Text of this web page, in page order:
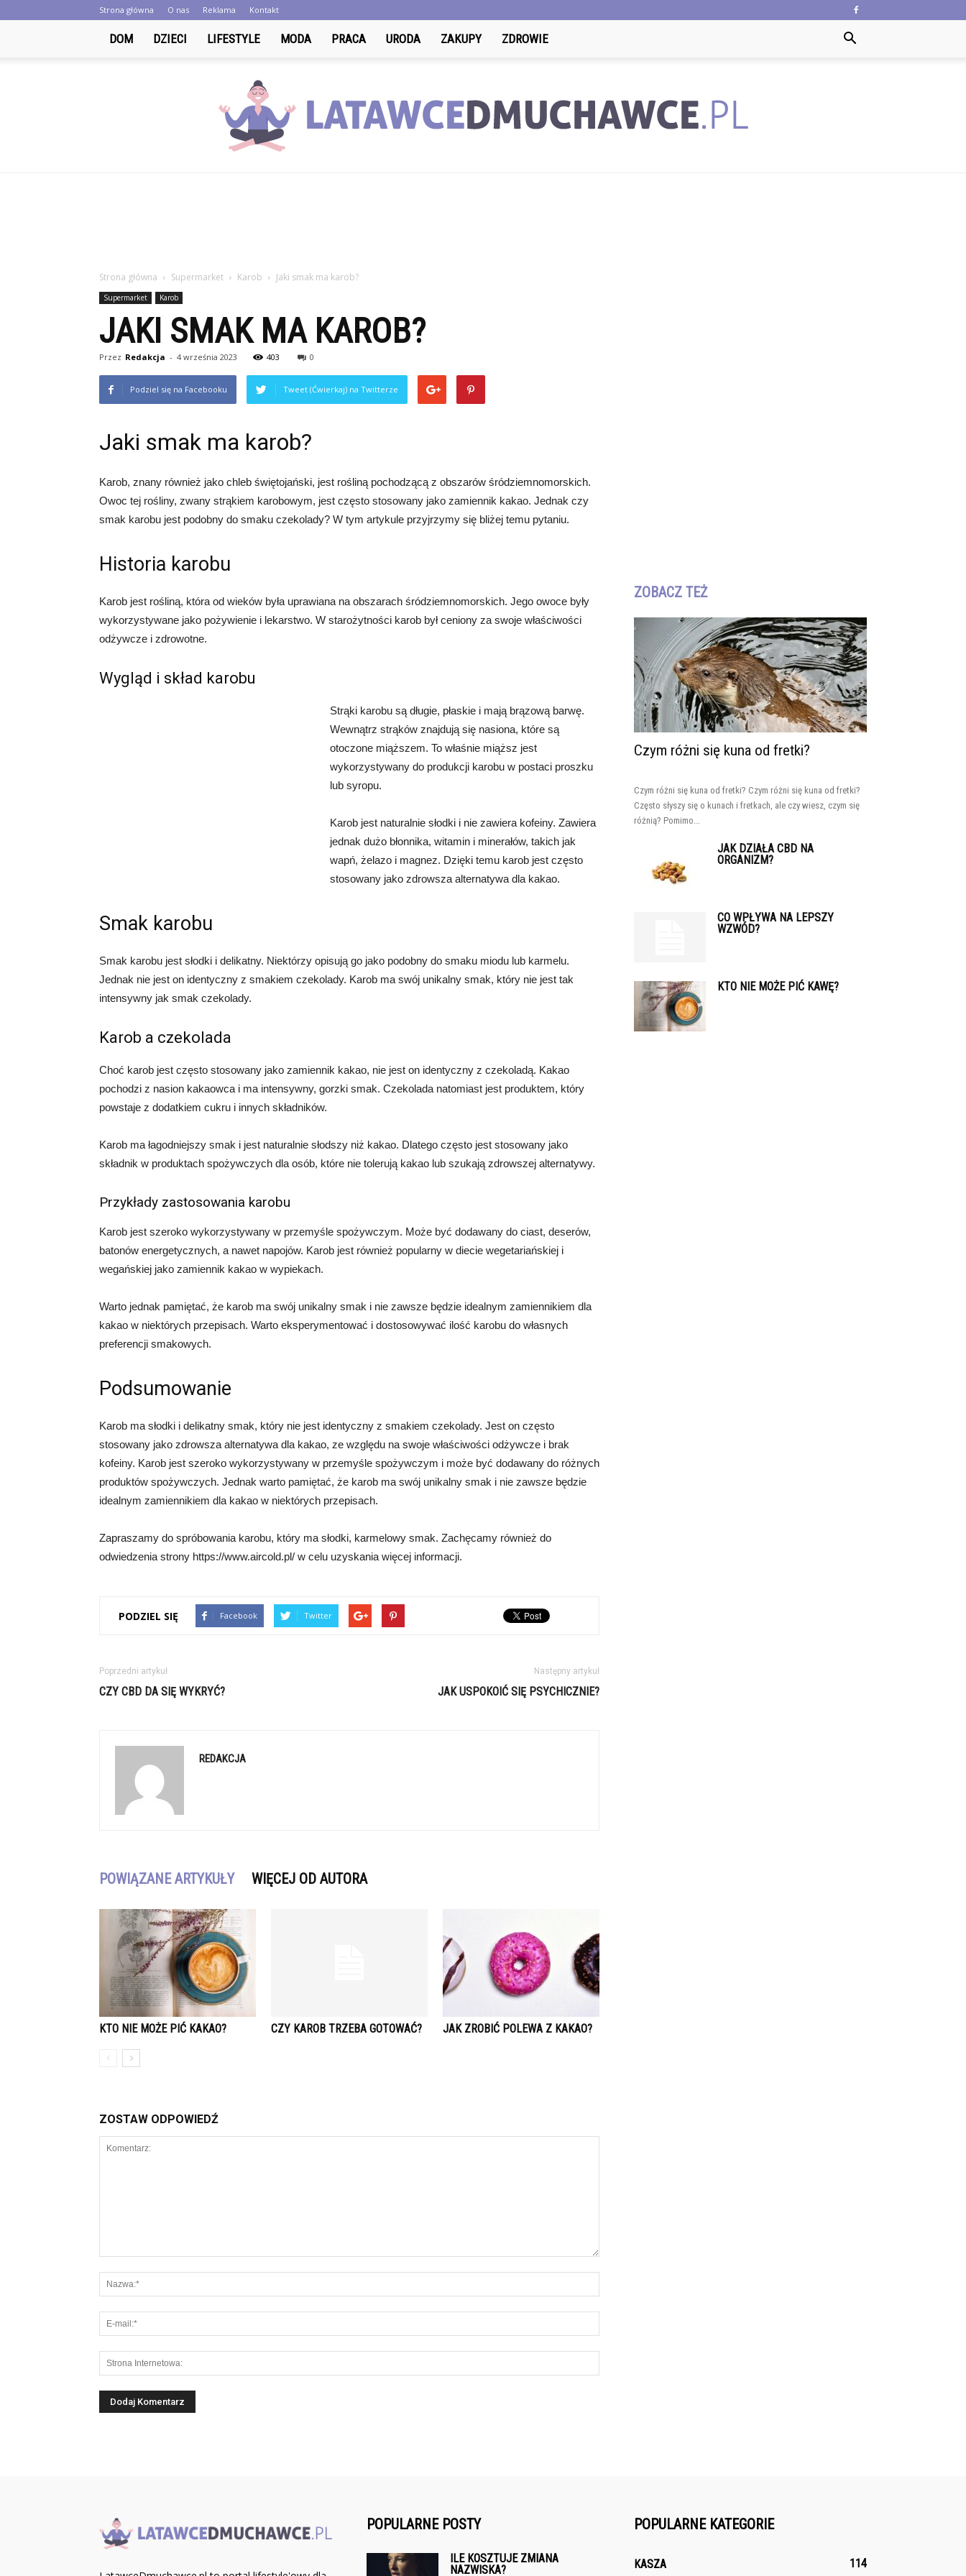
Strona główna O nas Reklama Kontakt
DOM DZIECI LIFESTYLE MODA PRACA URODA ZAKUPY ZDROWIE
Strona główna Supermarket Karob Jaki smak ma karob?
Supermarket Karob
JAKI SMAK MA KAROB?
Przez Redakcja - 4 września 2023 403 0
Podziel się na Facebooku Tweet (Ćwierkaj) na Twitterze
Jaki smak ma karob?
Karob, znany również jako chleb świętojański, jest rośliną pochodzącą z obszarów śródziemnomorskich.
Owoc tej rośliny, zwany strąkiem karobowym, jest często stosowany jako zamiennik kakao. Jednak czy
smak karobu jest podobny do smaku czekolady? W tym artykule przyjrzymy się bliżej temu pytaniu.
Historia karobu
Karob jest rośliną, która od wieków była uprawiana na obszarach śródziemnomorskich. Jego owoce były
wykorzystywane jako pożywienie i lekarstwo. W starożytności karob był ceniony za swoje właściwości
odżywcze i zdrowotne.
Wygląd i skład karobu
Strąki karobu są długie, płaskie i mają brązową barwę.
Wewnątrz strąków znajdują się nasiona, które są
otoczone miąższem. To właśnie miąższ jest
wykorzystywany do produkcji karobu w postaci proszku
lub syropu.
Karob jest naturalnie słodki i nie zawiera kofeiny. Zawiera
jednak dużo błonnika, witamin i minerałów, takich jak
wapń, żelazo i magnez. Dzięki temu karob jest często
stosowany jako zdrowsza alternatywa dla kakao.
Smak karobu
Smak karobu jest słodki i delikatny. Niektórzy opisują go jako podobny do smaku miodu lub karmelu.
Jednak nie jest on identyczny z smakiem czekolady. Karob ma swój unikalny smak, który nie jest tak
intensywny jak smak czekolady.
Karob a czekolada
Choć karob jest często stosowany jako zamiennik kakao, nie jest on identyczny z czekoladą. Kakao
pochodzi z nasion kakaowca i ma intensywny, gorzki smak. Czekolada natomiast jest produktem, który
powstaje z dodatkiem cukru i innych składników.
Karob ma łagodniejszy smak i jest naturalnie słodszy niż kakao. Dlatego często jest stosowany jako
składnik w produktach spożywczych dla osób, które nie tolerują kakao lub szukają zdrowszej alternatywy.
Przykłady zastosowania karobu
Karob jest szeroko wykorzystywany w przemyśle spożywczym. Może być dodawany do ciast, deserów,
batonów energetycznych, a nawet napojów. Karob jest również popularny w diecie wegetariańskiej i
wegańskiej jako zamiennik kakao w wypiekach.
Warto jednak pamiętać, że karob ma swój unikalny smak i nie zawsze będzie idealnym zamiennikiem dla
kakao w niektórych przepisach. Warto eksperymentować i dostosowywać ilość karobu do własnych
preferencji smakowych.
Podsumowanie
Karob ma słodki i delikatny smak, który nie jest identyczny z smakiem czekolady. Jest on często
stosowany jako zdrowsza alternatywa dla kakao, ze względu na swoje właściwości odżywcze i brak
kofeiny. Karob jest szeroko wykorzystywany w przemyśle spożywczym i może być dodawany do różnych
produktów spożywczych. Jednak warto pamiętać, że karob ma swój unikalny smak i nie zawsze będzie
idealnym zamiennikiem dla kakao w niektórych przepisach.
Zapraszamy do spróbowania karobu, który ma słodki, karmelowy smak. Zachęcamy również do
odwiedzenia strony https://www.aircold.pl/ w celu uzyskania więcej informacji.
PODZIEL SIĘ Facebook Twitter
Poprzedni artykuł
CZY CBD DA SIĘ WYKRYĆ?
Następny artykuł
JAK USPOKOIĆ SIĘ PSYCHICZNIE?
REDAKCJA
POWIĄZANE ARTYKUŁY WIĘCEJ OD AUTORA
KTO NIE MOŻE PIĆ KAKAO? CZY KAROB TRZEBA GOTOWAĆ? JAK ZROBIĆ POLEWA Z KAKAO?
ZOSTAW ODPOWIEDŹ
ZOBACZ TEŻ
Czym różni się kuna od fretki?
Czym różni się kuna od fretki? Czym różni się kuna od fretki?
Często słyszy się o kunach i fretkach, ale czy wiesz, czym się
różnią? Pomimo...
JAK DZIAŁA CBD NA
ORGANIZM?
CO WPŁYWA NA LEPSZY
WZWÓD?
KTO NIE MOŻE PIĆ KAWĘ?
POPULARNE POSTY
ILE KOSZTUJE ZMIANA
NAZWISKA?
POPULARNE KATEGORIE
KASZA 114